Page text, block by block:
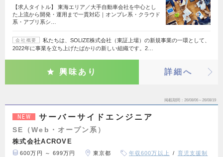
【求人タイトル】 東海エリア／大手自動車会社を中心とし
た上流から開発・運用まで一貫対応｜オンプレ系・クラウド
系・アプリ系シ…
会社概要
私たちは、SOLIZE株式会社（東証上場）の新規事業の一環として、
2022年に事業を立ち上げたばかりの新しい組織です。2…
興味あり 詳細へ
掲載期間 26/08/06～26/08/19
NEW サーバーサイドエンジニア
SE（Web・オープン系）
株式会社ACROVE
600万円 ～ 699万円 東京都 年収600万以上
育児支援制